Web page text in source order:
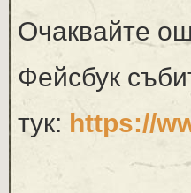
Очаквайте
Фейсбук
тук: https://